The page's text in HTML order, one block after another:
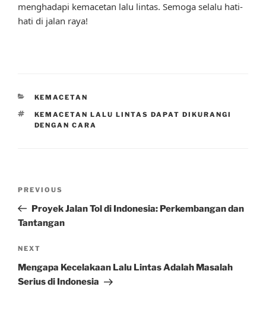
menghadapi kemacetan lalu lintas. Semoga selalu hati-
hati di jalan raya!
CATEGORIES
KEMACETAN
TAGS
KEMACETAN LALU LINTAS DAPAT DIKURANGI
DENGAN CARA
Previous
Post
PREVIOUS
Proyek Jalan Tol di Indonesia: Perkembangan dan
Tantangan
Next
Post
NEXT
Mengapa Kecelakaan Lalu Lintas Adalah Masalah
Serius di Indonesia